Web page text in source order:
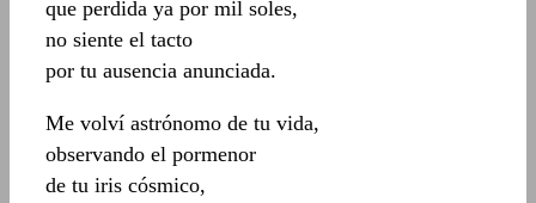
que perdida ya por mil soles,
no siente el tacto
por tu ausencia anunciada.
Me volví astrónomo de tu vida,
observando el pormenor
de tu iris cósmico,